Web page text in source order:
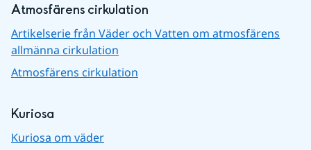
Atmosfärens cirkulation
Artikelserie från Väder och Vatten om atmosfärens
allmänna cirkulation
Atmosfärens cirkulation
Kuriosa
Kuriosa om väder